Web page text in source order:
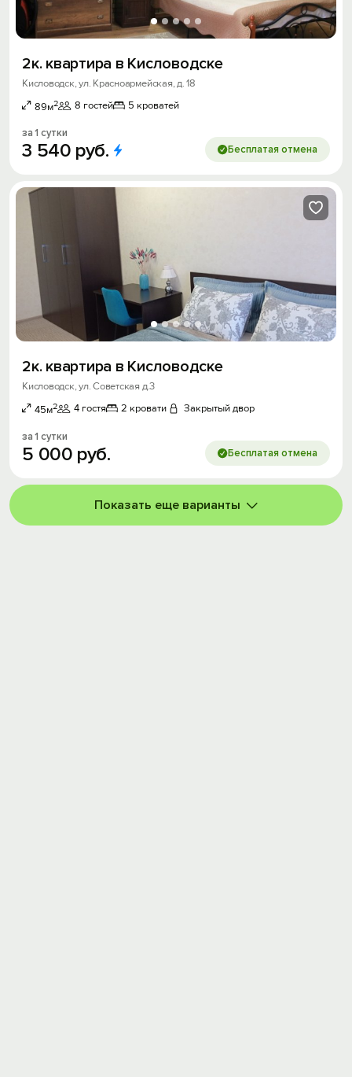
2к. квартира в Кисловодске
Кисловодск, ул. Красноармейская, д. 18
89м2 8 гостей 5 кроватей
за 1 сутки
3 540 руб. Бесплатая отмена
2к. квартира в Кисловодске
Кисловодск, ул. Советская д.3
45м2 4 гостя 2 кровати Закрытый двор
за 1 сутки
5 000 руб. Бесплатая отмена
Показать еще варианты